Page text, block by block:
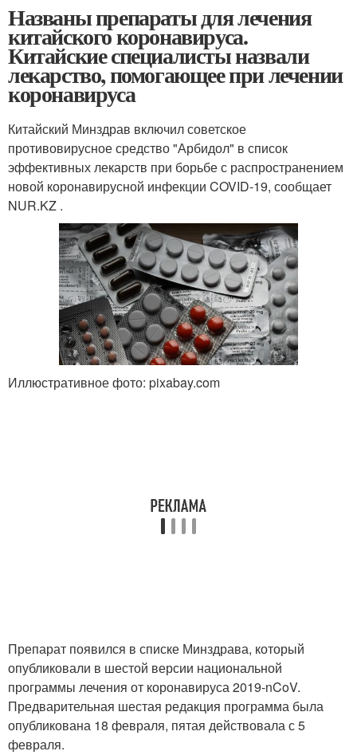
Названы препараты для лечения
китайского коронавируса.
Китайские специалисты назвали
лекарство, помогающее при лечении
коронавируса
Китайский Минздрав включил советское
противовирусное средство "Арбидол" в список
эффективных лекарств при борьбе с распространением
новой коронавирусной инфекции COVID-19, сообщает
NUR.KZ .
Иллюстративное фото: pixabay.com
Препарат появился в списке Минздрава, который
опубликовали в шестой версии национальной
программы лечения от коронавируса 2019-nCoV.
Предварительная шестая редакция программа была
опубликована 18 февраля, пятая действовала с 5
февраля.